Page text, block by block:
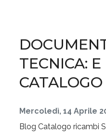
TECNICA: E
Mercoledì, 14 Aprile
Blog Catalogo ricambi